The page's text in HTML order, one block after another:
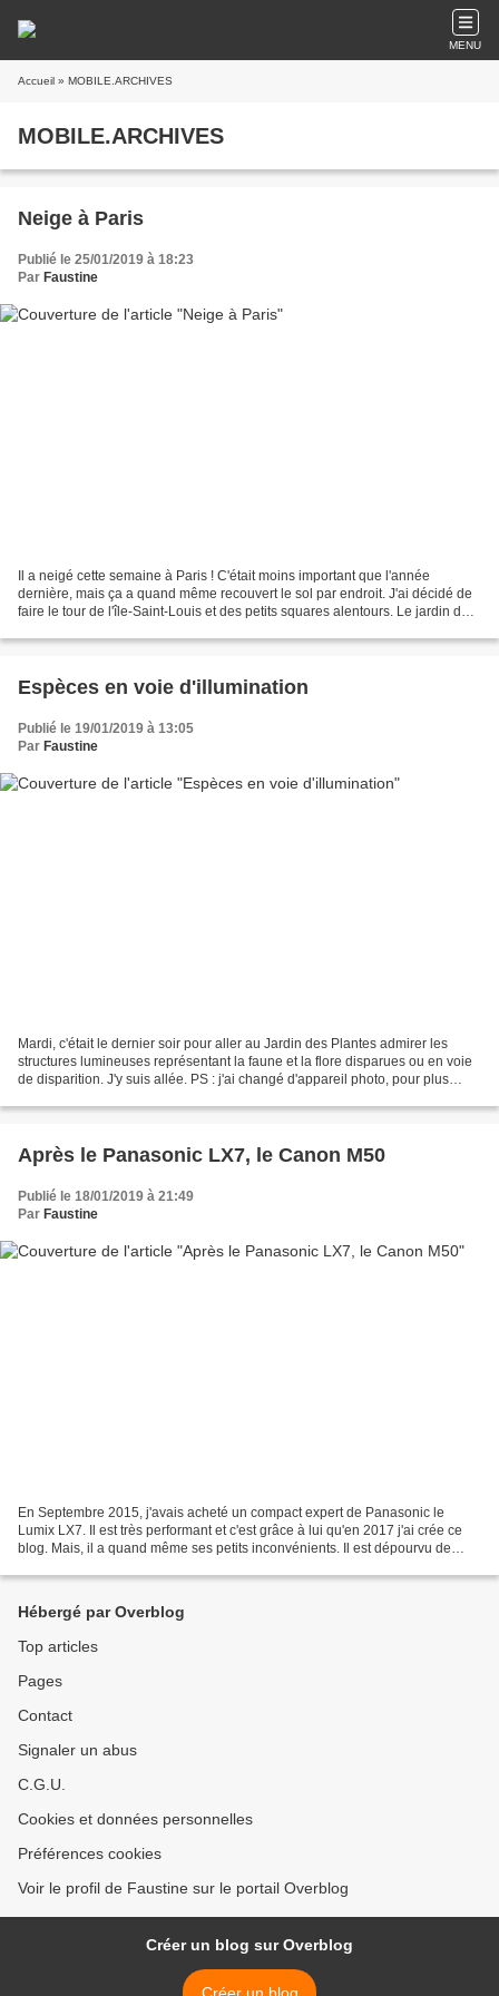
MENU
Accueil » MOBILE.ARCHIVES
MOBILE.ARCHIVES
Neige à Paris
Publié le 25/01/2019 à 18:23
Par Faustine
Il a neigé cette semaine à Paris ! C'était moins important que l'année
dernière, mais ça a quand même recouvert le sol par endroit. J'ai décidé de
faire le tour de l'île-Saint-Louis et des petits squares alentours. Le jardin de
Espèces en voie d'illumination
Publié le 19/01/2019 à 13:05
Par Faustine
Mardi, c'était le dernier soir pour aller au Jardin des Plantes admirer les
structures lumineuses représentant la faune et la flore disparues ou en voie
de disparition. J'y suis allée. PS : j'ai changé d'appareil photo, pour plus
Après le Panasonic LX7, le Canon M50
Publié le 18/01/2019 à 21:49
Par Faustine
En Septembre 2015, j'avais acheté un compact expert de Panasonic le
Lumix LX7. Il est très performant et c'est grâce à lui qu'en 2017 j'ai crée ce
blog. Mais, il a quand même ses petits inconvénients. Il est dépourvu de
Hébergé par Overblog
Top articles
Pages
Contact
Signaler un abus
C.G.U.
Cookies et données personnelles
Préférences cookies
Voir le profil de Faustine sur le portail Overblog
Créer un blog sur Overblog